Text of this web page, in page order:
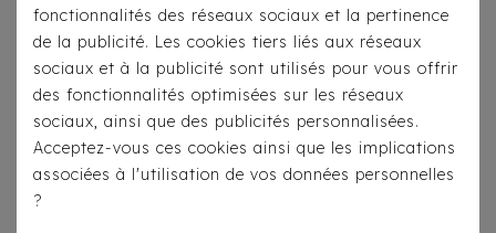
fonctionnalités des réseaux sociaux et la pertinence
de la publicité. Les cookies tiers liés aux réseaux
sociaux et à la publicité sont utilisés pour vous offrir
des fonctionnalités optimisées sur les réseaux
sociaux, ainsi que des publicités personnalisées.
Acceptez-vous ces cookies ainsi que les implications
associées à l'utilisation de vos données personnelles
?